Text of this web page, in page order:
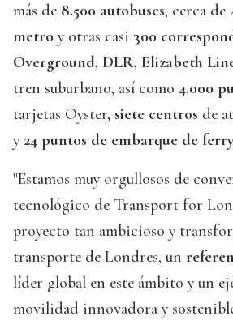
más de 8.500 autobuses, cerca de
metro y otras casi 300
Overground, DLR, Elizabeth
tren suburbano, así como 4.000
tarjetas Oyster, siete centros de
y 24 puntos de embarque de
"Estamos muy orgullosos de
tecnológico de Transport for
proyecto tan ambicioso y
transporte de Londres, un
líder global en este ámbito y un
movilidad innovadora y